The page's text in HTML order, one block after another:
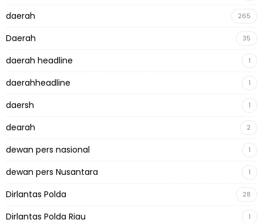
daerah 265
Daerah 35
daerah headline 1
daerahheadline 1
daersh 1
dearah 2
dewan pers nasional 1
dewan pers Nusantara 1
Dirlantas Polda 28
Dirlantas Polda Riau 1